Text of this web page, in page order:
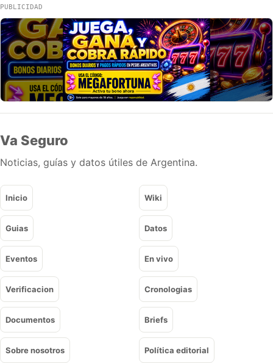
PUBLICIDAD
Va Seguro
Noticias, guías y datos útiles de Argentina.
Inicio Wiki
Guias Datos
Eventos En vivo
Verificacion Cronologias
Documentos Briefs
Sobre nosotros Política editorial